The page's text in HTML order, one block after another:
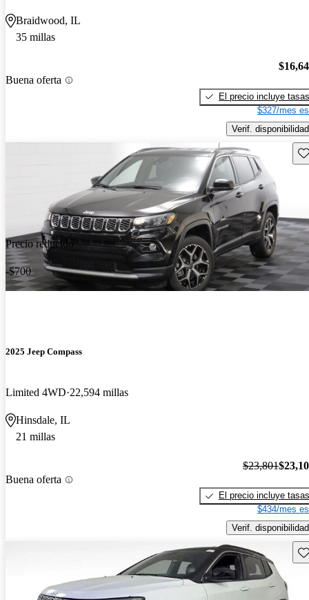
Braidwood, IL
35 millas
Buena oferta
El precio incluye tasas
$327/mes
Verif. disponibilidad
Precio reducido
-$700
2025 Jeep Compass
Limited 4WD 22,594 millas
Hinsdale, IL
21 millas
Buena oferta
$23,801
El precio incluye tasas
$434/mes
Verif. disponibilidad